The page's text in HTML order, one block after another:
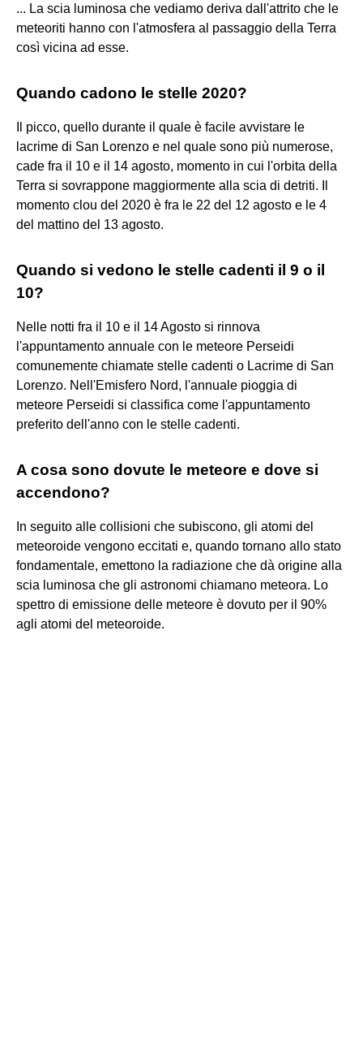
... La scia luminosa che vediamo deriva dall'attrito che le
meteoriti hanno con l'atmosfera al passaggio della Terra
così vicina ad esse.
Quando cadono le stelle 2020?
Il picco, quello durante il quale è facile avvistare le
lacrime di San Lorenzo e nel quale sono più numerose,
cade fra il 10 e il 14 agosto, momento in cui l'orbita della
Terra si sovrappone maggiormente alla scia di detriti. Il
momento clou del 2020 è fra le 22 del 12 agosto e le 4
del mattino del 13 agosto.
Quando si vedono le stelle cadenti il 9 o il
10?
Nelle notti fra il 10 e il 14 Agosto si rinnova
l'appuntamento annuale con le meteore Perseidi
comunemente chiamate stelle cadenti o Lacrime di San
Lorenzo. Nell'Emisfero Nord, l'annuale pioggia di
meteore Perseidi si classifica come l'appuntamento
preferito dell'anno con le stelle cadenti.
A cosa sono dovute le meteore e dove si
accendono?
In seguito alle collisioni che subiscono, gli atomi del
meteoroide vengono eccitati e, quando tornano allo stato
fondamentale, emettono la radiazione che dà origine alla
scia luminosa che gli astronomi chiamano meteora. Lo
spettro di emissione delle meteore è dovuto per il 90%
agli atomi del meteoroide.